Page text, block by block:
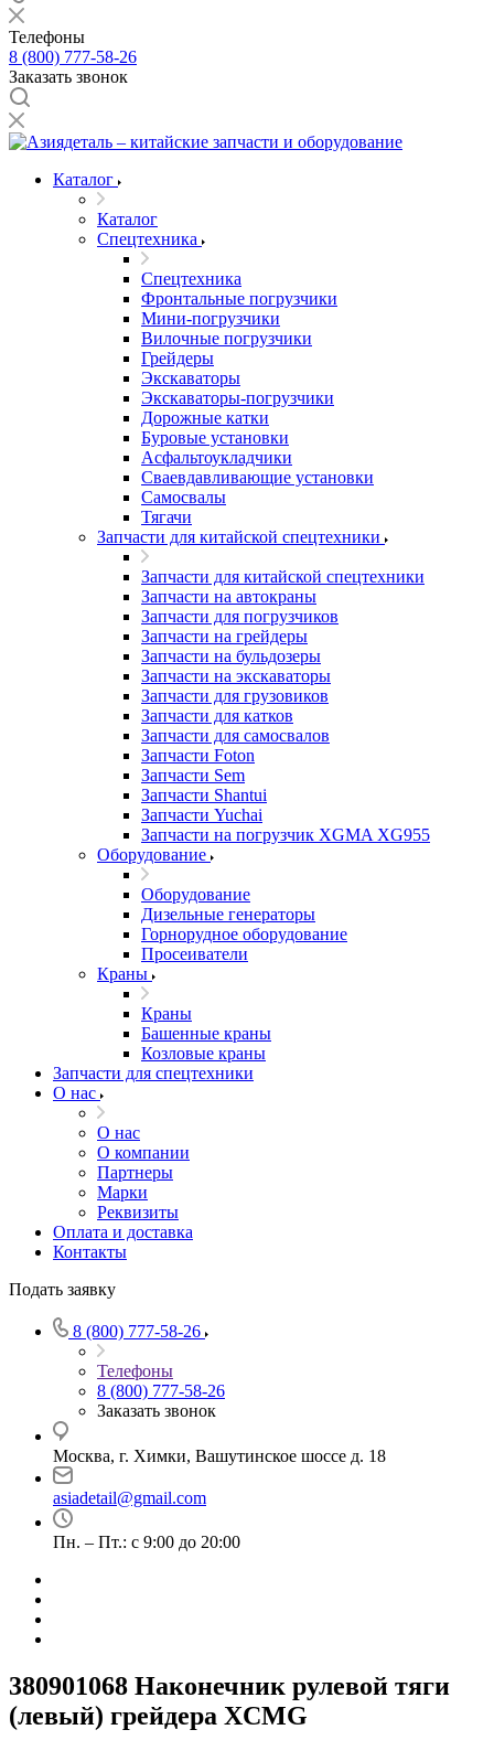
Телефоны
8 (800) 777-58-26
Заказать звонок
Каталог
Каталог
Спецтехника
Спецтехника
Фронтальные погрузчики
Мини-погрузчики
Вилочные погрузчики
Грейдеры
Экскаваторы
Экскаваторы-погрузчики
Дорожные катки
Буровые установки
Асфальтоукладчики
Сваевдавливающие установки
Самосвалы
Тягачи
Запчасти для китайской спецтехники
Запчасти для китайской спецтехники
Запчасти на автокраны
Запчасти для погрузчиков
Запчасти на грейдеры
Запчасти на бульдозеры
Запчасти на экскаваторы
Запчасти для грузовиков
Запчасти для катков
Запчасти для самосвалов
Запчасти Foton
Запчасти Sem
Запчасти Shantui
Запчасти Yuchai
Запчасти на погрузчик XGMA XG955
Оборудование
Оборудование
Дизельные генераторы
Горнорудное оборудование
Просеиватели
Краны
Краны
Башенные краны
Козловые краны
Запчасти для спецтехники
О нас
О нас
О компании
Партнеры
Марки
Реквизиты
Оплата и доставка
Контакты
Подать заявку
8 (800) 777-58-26
Телефоны
8 (800) 777-58-26
Заказать звонок
Москва, г. Химки, Вашутинское шоссе д. 18
asiadetail@gmail.com
Пн. – Пт.: с 9:00 до 20:00
380901068 Наконечник рулевой тяги
(левый) грейдера XCMG